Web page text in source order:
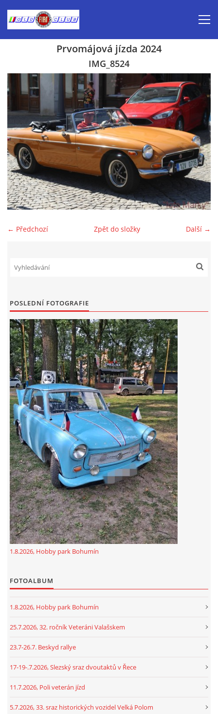
Inzerce prodej
Aktuálně-pozvánky
Kalendář veteránských akcí 2026
Prvomájová jízda 2026
Old Fiat Club historie
Old Fiat Club kontakty
Poháry a ceny členů klubu
Vývozy a osvědčení
Benzín - Čas bioblaženosti přichází
Moderní nafta
Stanovy Old Fiat Clubu, z. s.
GDPR
oldfiatclub@seznam.cz |RSS
Prvomájová jízda 2024
IMG_8524
← Předchozí Další →
Zpět do složky
POSLEDNÍ FOTOGRAFIE
1.8.2026, Hobby park Bohumín
FOTOALBUM
1.8.2026, Hobby park Bohumín
25.7.2026, 32. ročník Veteráni Valašskem
23.7-26.7. Beskyd rallye
17-19-.7.2026, Slezský sraz dvoutaktů v Řece
11.7.2026, Poli veterán jízd
5.7.2026, 33. sraz historických vozidel Velká Polom